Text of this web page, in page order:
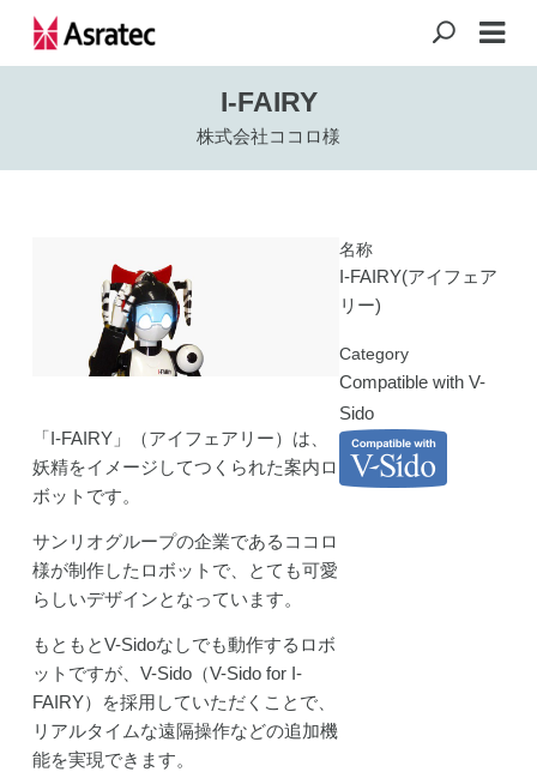
I-FAIRY
株式会社ココロ様
「I-FAIRY」（アイフェアリー）は、
妖精をイメージしてつくられた案内ロ
ボットです。
サンリオグループの企業であるココロ
様が制作したロボットで、とても可愛
らしいデザインとなっています。
もともとV-Sidoなしでも動作するロボ
ットですが、V-Sido（V-Sido for I-
FAIRY）を採用していただくことで、
リアルタイムな遠隔操作などの追加機
能を実現できます。
名称
I-FAIRY(アイフェア
リー)
Category
Compatible with V-
Sido